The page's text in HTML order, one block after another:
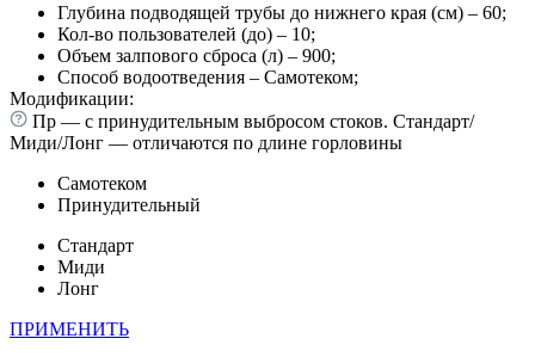
Глубина подводящей трубы до нижнего края (см) – 60;
Кол-во пользователей (до) – 10;
Объем залпового сброса (л) – 900;
Способ водоотведения – Самотеком;
Модификации:
Пр — с принудительным выбросом стоков. Стандарт/
Миди/Лонг — отличаются по длине горловины
Самотеком
Принудительный
Стандарт
Миди
Лонг
ПРИМЕНИТЬ